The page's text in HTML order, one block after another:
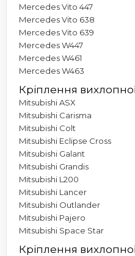
Mercedes Vito 447
Mercedes Vito 638
Mercedes Vito 639
Mercedes W447
Mercedes W461
Mercedes W463
Кріплення
Mitsubishi ASX
Mitsubishi Carisma
Mitsubishi Colt
Mitsubishi Eclipse Cross
Mitsubishi Galant
Mitsubishi Grandis
Mitsubishi L200
Mitsubishi Lancer
Mitsubishi Outlander
Mitsubishi Pajero
Mitsubishi Space Star
Кріплення